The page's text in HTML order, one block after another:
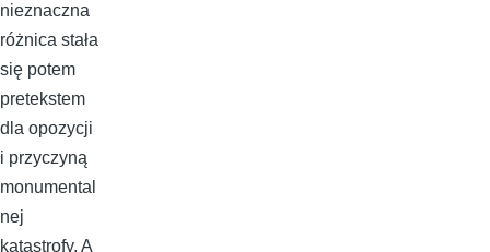
nieznaczna
różnica stała
się potem
pretekstem
dla opozycji
i przyczyną
monumental
nej
katastrofy. A